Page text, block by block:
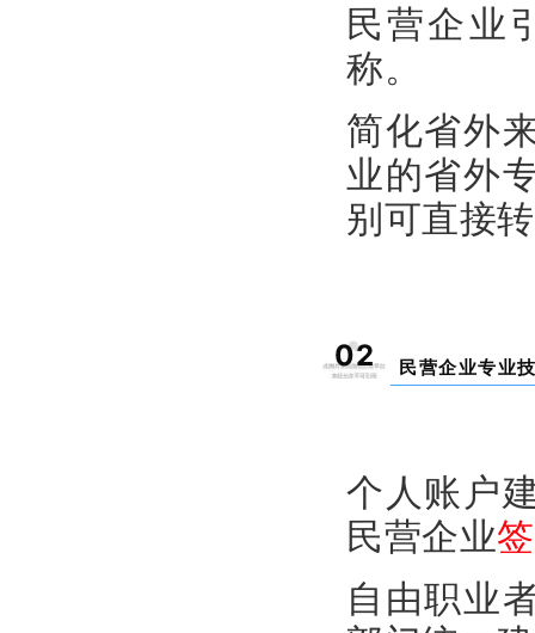
民营企业
称。
简化省外
业的省外
别可直接
02 民营企业专业
个人账户
民营企业
自由职业